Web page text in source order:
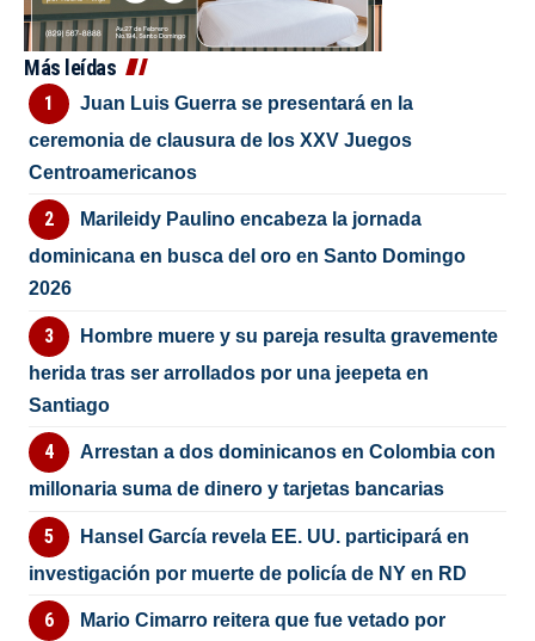
Más leídas
Juan Luis Guerra se presentará en la
ceremonia de clausura de los XXV Juegos
Centroamericanos
Marileidy Paulino encabeza la jornada
dominicana en busca del oro en Santo Domingo
2026
Hombre muere y su pareja resulta gravemente
herida tras ser arrollados por una jeepeta en
Santiago
Arrestan a dos dominicanos en Colombia con
millonaria suma de dinero y tarjetas bancarias
Hansel García revela EE. UU. participará en
investigación por muerte de policía de NY en RD
Mario Cimarro reitera que fue vetado por